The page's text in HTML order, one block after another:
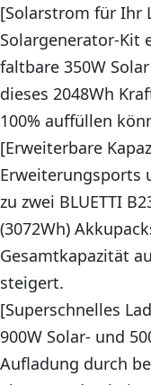
[Solarstrom für Ihr
Solargenerator-Kit
faltbare 350W
dieses 2048Wh
100% auffüllen
[Erweiterbare
Erweiterungsports
zu zwei BLUETTI
(3072Wh)
Gesamtkapazität
steigert.
[Superschnelles
900W Solar- und
Aufladung durch